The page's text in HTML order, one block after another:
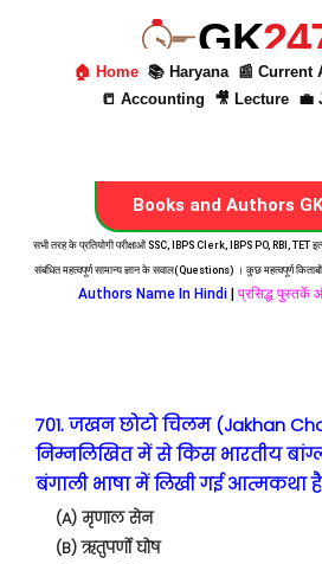
GK
🏠 Home 📚 Haryana 📰 Current
📒 Accounting
🎥 Lecture 💼
Books and Authors
सभी तरह के प्रतियोगी परीक्षाओं SSC, IBPS Clerk, IBPS PO, RBI, TET
संबंधित महत्वपूर्ण सामान्य ज्ञान के सवाल(Questions) । कुछ महत्वपूर्ण
Authors Name In Hindi
प्रसिद्ध पुस्तकें
701. जखन छोटो चिलम (Jakhan
निम्नलिखित में से किस भारतीय
बंगाली भाषा में लिखी गई आत्मकथा
(A) मृणाल सेन
(B) ऋतुपर्णो घोष